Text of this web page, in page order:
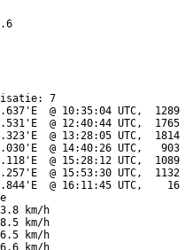
7
@ 10:35:04 UTC,  1289
@ 12:40:44 UTC,  1765
@ 13:28:05 UTC,  1814
@ 14:40:26 UTC,   903
@ 15:28:12 UTC,  1089
@ 15:53:30 UTC,  1132
@ 16:11:45 UTC,    16
km/h
km/h
km/h
km/h